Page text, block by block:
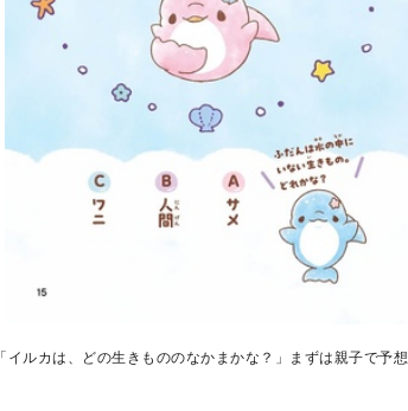
「イルカは、どの生きもののなかまかな？」まずは親子で予